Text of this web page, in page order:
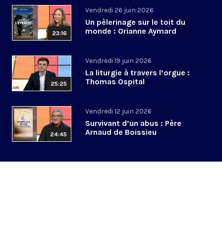
23:16
Vendredi 26 juin 2026
Un pèlerinage sur le toit du
monde : Orianne Aymard
25:25
Vendredi 19 juin 2026
La liturgie à travers l’orgue :
Thomas Ospital
24:45
Vendredi 12 juin 2026
Survivant d’un abus : Père
Arnaud de Boissieu